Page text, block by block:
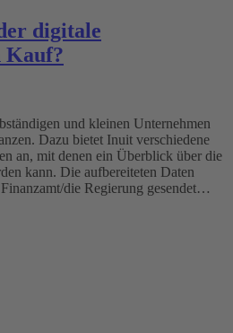
digitale
Kauf?
und kleinen Unternehmen
Dazu bietet Inuit verschiedene
an, mit denen ein Überblick über die
kann. Die aufbereiteten Daten
die Regierung gesendet…